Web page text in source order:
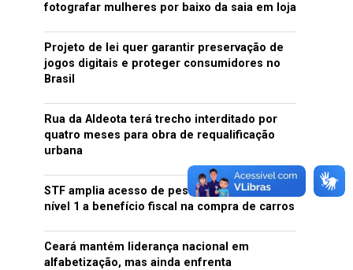
fotografar mulheres por baixo da saia em loja
Projeto de lei quer garantir preservação de
jogos digitais e proteger consumidores no
Brasil
Rua da Aldeota terá trecho interditado por
quatro meses para obra de requalificação
urbana
STF amplia acesso de pessoas com autismo
nível 1 a benefício fiscal na compra de carros
Ceará mantém liderança nacional em
alfabetização, mas ainda enfrenta